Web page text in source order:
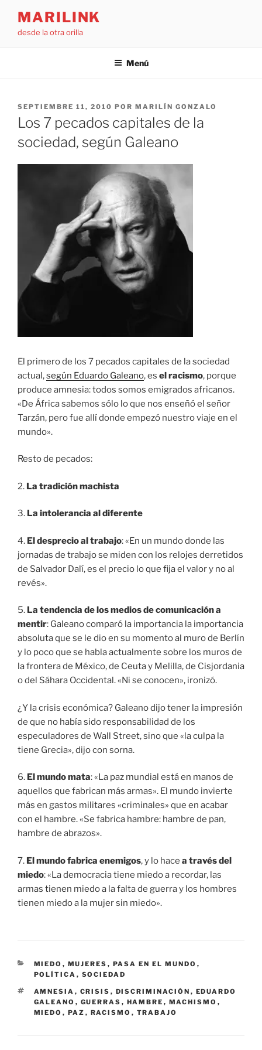
contenido
MARILINK
desde la otra orilla
Menú
PUBLICADO
EL
SEPTIEMBRE 11, 2010 POR MARILÍN GONZALO
Los 7 pecados capitales de la
sociedad, según Galeano
El primero de los 7 pecados capitales de la sociedad
actual,según Eduardo Galeano, es el racismo, porque
produce amnesia: todos somos emigrados africanos.
«De África sabemos sólo lo que nos enseñó el señor
Tarzán, pero fue allí donde empezó nuestro viaje en el
mundo».
Resto de pecados:
2. La tradición machista
3. La intolerancia al diferente
4. El desprecio al trabajo: «En un mundo donde las
jornadas de trabajo se miden con los relojes derretidos
de Salvador Dalí, es el precio lo que fija el valor y no al
revés».
5. La tendencia de los medios de comunicación a
mentir: Galeano comparó la importancia la importancia
absoluta que se le dio en su momento al muro de Berlín
y lo poco que se habla actualmente sobre los muros de
la frontera de México, de Ceuta y Melilla, de Cisjordania
o del Sáhara Occidental. «Ni se conocen», ironizó.
¿Y la crisis económica? Galeano dijo tener la impresión
de que no había sido responsabilidad de los
especuladores de Wall Street, sino que «la culpa la
tiene Grecia», dijo con sorna.
6. El mundo mata: «La paz mundial está en manos de
aquellos que fabrican más armas». El mundo invierte
más en gastos militares «criminales» que en acabar
con el hambre. «Se fabrica hambre: hambre de pan,
hambre de abrazos».
7. El mundo fabrica enemigos, y lo hace a través del
miedo: «La democracia tiene miedo a recordar, las
armas tienen miedo a la falta de guerra y los hombres
tienen miedo a la mujer sin miedo».
CATEGORÍAS
MIEDO , MUJERES , PASA EN EL MUNDO ,
POLÍTICA , SOCIEDAD
ETIQUETAS
AMNESIA , CRISIS , DISCRIMINACIÓN , EDUARDO
GALEANO , GUERRAS , HAMBRE , MACHISMO ,
MIEDO , PAZ , RACISMO , TRABAJO